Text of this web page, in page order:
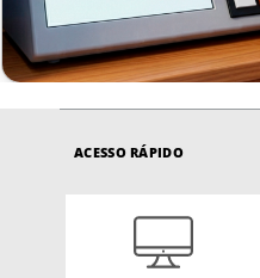
ACESSO RÁPIDO